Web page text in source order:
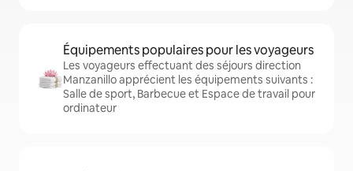
Équipements populaires pour les voyageurs
Les voyageurs effectuant des séjours direction
Manzanillo apprécient les équipements suivants :
Salle de sport, Barbecue et Espace de travail pour
ordinateur